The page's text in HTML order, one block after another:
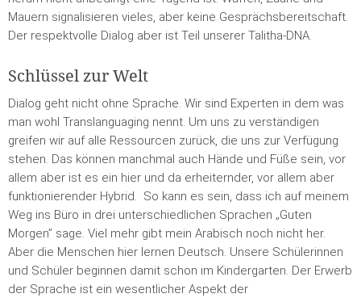
Mauern signalisieren vieles, aber keine Gesprächsbereitschaft.
Der respektvolle Dialog aber ist Teil unserer Talitha-DNA.
Schlüssel zur Welt
Dialog geht nicht ohne Sprache. Wir sind Experten in dem was
man wohl Translanguaging nennt. Um uns zu verständigen
greifen wir auf alle Ressourcen zurück, die uns zur Verfügung
stehen. Das können manchmal auch Hände und Füße sein, vor
allem aber ist es ein hier und da erheiternder, vor allem aber
funktionierender Hybrid. So kann es sein, dass ich auf meinem
Weg ins Büro in drei unterschiedlichen Sprachen „Guten
Morgen” sage. Viel mehr gibt mein Arabisch noch nicht her.
Aber die Menschen hier lernen Deutsch. Unsere Schülerinnen
und Schüler beginnen damit schon im Kindergarten. Der Erwerb
der Sprache ist ein wesentlicher Aspekt der